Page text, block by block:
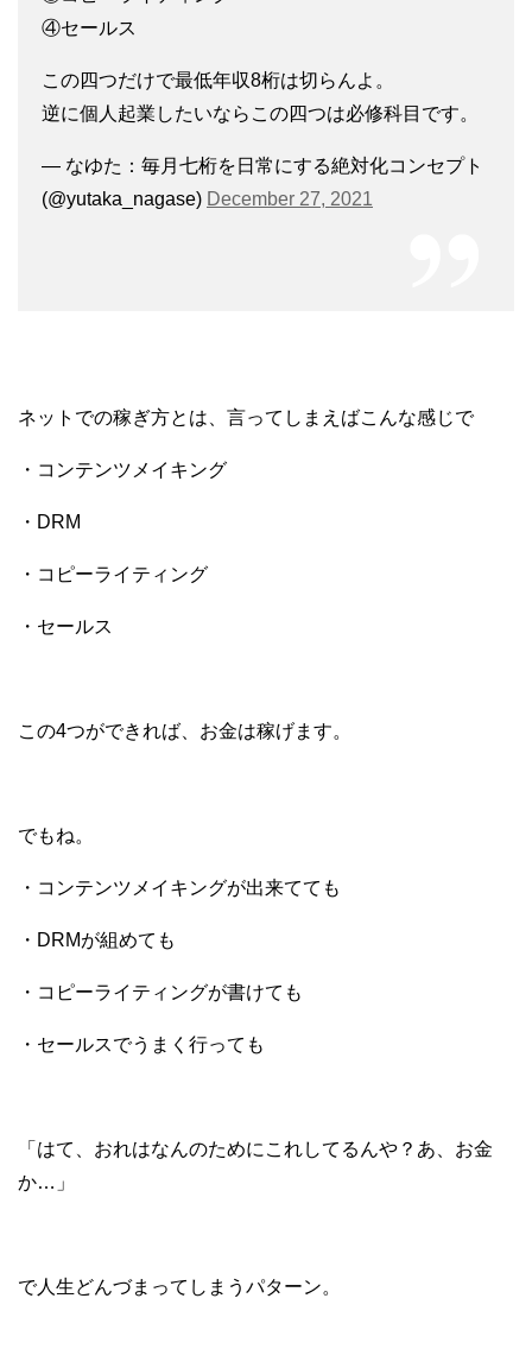
④セールス
この四つだけで最低年収8桁は切らんよ。
逆に個人起業したいならこの四つは必修科目です。
— なゆた：毎月七桁を日常にする絶対化コンセプト
(@yutaka_nagase) December 27, 2021
ネットでの稼ぎ方とは、言ってしまえばこんな感じで
・コンテンツメイキング
・DRM
・コピーライティング
・セールス
この4つができれば、お金は稼げます。
でもね。
・コンテンツメイキングが出来てても
・DRMが組めても
・コピーライティングが書けても
・セールスでうまく行っても
「はて、おれはなんのためにこれしてるんや？あ、お金
か…」
で人生どんづまってしまうパターン。